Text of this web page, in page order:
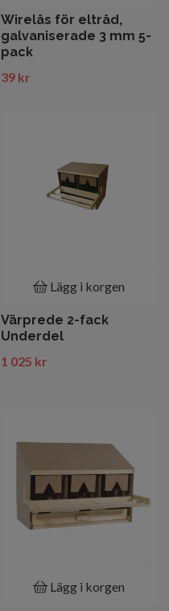
Wirelås för eltråd,
galvaniserade 3 mm 5-
pack
39 kr
Lägg i korgen
Värprede 2-fack
Underdel
1 025 kr
Lägg i korgen